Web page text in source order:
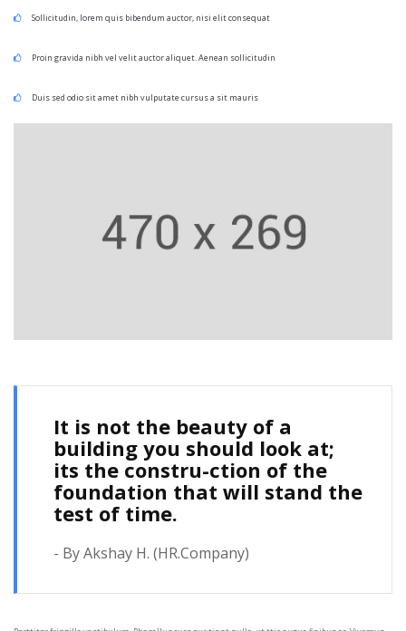
Sollicitudin, lorem quis bibendum auctor, nisi elit consequat
Proin gravida nibh vel velit auctor aliquet. Aenean sollicitudin
Duis sed odio sit amet nibh vulputate cursus a sit mauris
It is not the beauty of a
building you should look at;
its the constru-ction of the
foundation that will stand the
test of time.
- By Akshay H. (HR.Company)